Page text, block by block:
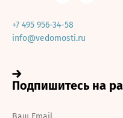
+7 495 956-34-58
info@vedomosti.ru